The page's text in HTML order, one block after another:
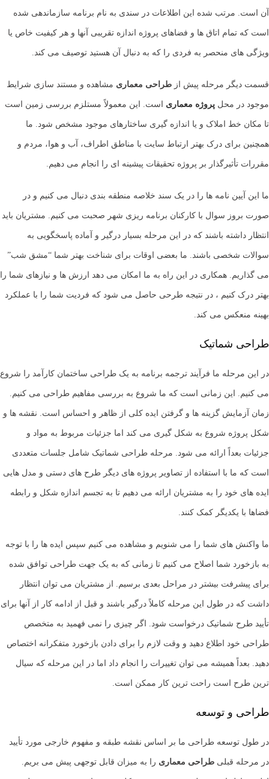
آن است. مرتب شده این اطلاعات در سندی به نام برنامه سازماندهی شده
است که تمام اتاق ها و فضاهای پروژه اندازه تقریبی آنها و هر کیفیت خاص یا
ویژگی های منحصر به فردی را که به دنبال آن هستید توصیف می کند.
قسمت دیگر مرحله پیش از طراحی معماری مشاهده و مستند سازی شرایط
موجود در محل پروژه معماری است. این معمولاً مستلزم بررسی زمین است
تا مکان خط املاک و یا اندازه گیری ساختارهای موجود مشخص شود. ما
همچنین برای درک بهتر ارتباط سایت با مناطق اطراف، آب و هوا، مردم و
مقررات تأثیرگذار بر پروژه تحقیقات پیشینه ای را انجام می دهیم.
ما این آیین نامه ها را در یک سند خلاصه منطقه بندی دنبال می کنیم و در
صورت بروز سوال با کارکنان برنامه ریزی شهر صحبت می کنیم. مشتریان باید
انتظار داشته باشند که در این مرحله بسیار درگیر و آماده پاسخگویی به
سوالات شخصی باشند. ما بعضی اوقات برای شناخت بهتر شما “مشق شب”
می گذاریم. همکاری در این راه به ما امکان می دهد ارزش ها و نیازهای شما را
بهتر درک کنیم ، در نتیجه طرحی حاصل می شود که فردیت شما را با عملکرد
بهینه منعکس می کند.
طراحی شماتیک
در این مرحله ما فرآیند ترجمه برنامه به یک طراحی ساختمان کارآمد را شروع
می کنیم. این زمانی است که ما شروع به بررسی مفاهیم طراحی می کنیم.
زمان آزمایش گزینه ها و گرفتن ایده کلی از ظاهر و احساس است. نقشه ها و
شکل پروژه شروع به شکل گیری می کند اما جزئیات مربوط به مواد و
جزئیات بعداً ارائه می شود. مرحله طراحی شماتیک شامل جلسات متعددی
است که ما با استفاده از تصاویر پروژه های دیگر طرح های دستی و مدل هایی
ایده های خود را به مشتریان ارائه می دهیم تا به تجسم اندازه شکل و رابطه
فضاها با یکدیگر کمک کنند.
ما واکنش های شما را می شنویم و مشاهده می کنیم سپس ایده ها را با توجه
به بازخورد شما اصلاح می کنیم تا زمانی که به یک جهت طراحی توافق شده
برای پیشرفت بیشتر در مراحل بعدی برسیم. از مشتریان می توان انتظار
داشت که در طول این مرحله کاملاً درگیر باشند و قبل از ادامه کار از آنها برای
تأیید طرح شماتیک درخواست شود. اگر چیزی را نمی فهمید به متخصص
طراحی خود اطلاع دهید و وقت لازم را برای دادن بازخورد متفکرانه اختصاص
دهید. بعداً همیشه می توان تغییرات را انجام داد اما در این مرحله که سیال
ترین طرح است راحت ترین کار ممکن است.
طراحی و توسعه
در طول توسعه طراحی ما بر اساس نقشه طبقه و مفهوم خارجی مورد تأیید
در مرحله قبلی طراحی معماری را به میزان قابل توجهی پیش می بریم.